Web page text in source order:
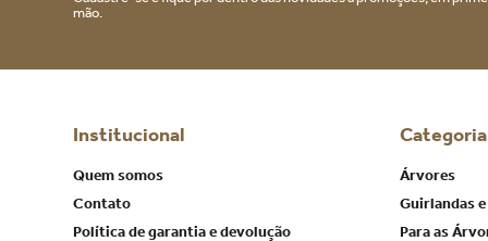
mão.
Institucional
Quem somos
Contato
Política de garantia e devolução
Árvores
Guirlandas
Para as